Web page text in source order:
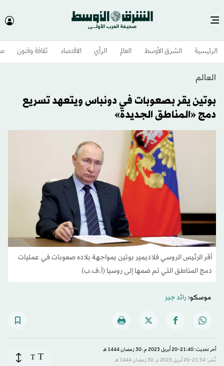
الرئيسية الشرق الأوسط​ العالم الرأي الاقتصاد ثقافة وفنون
العالم
بوتين يقر بصعوبات في دونباس ويتعهد تسريع
دمج «المناطق الجديدة»
أقر الرئيس الروسي فلاديمير بوتين بمواجهة بلاده صعوبات في عمليات
دمج المناطق التي تم ضمها إلى روسيا (أ.ف.ب)
موسكو:رائد جبر
آخر تحديث: 21:40-20 أبريل 2023 م ـ 30 رَمضان 1444 هـ
نُشر: 21:34-20 أبريل 2023 م ـ 30 رَمضان 1444 هـ
T
T